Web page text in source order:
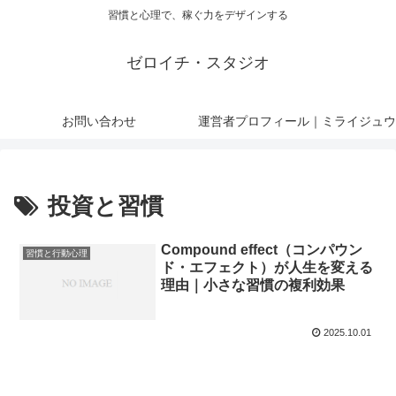
習慣と心理で、稼ぐ力をデザインする
ゼロイチ・スタジオ
お問い合わせ 運営者プロフィール｜ミライジュウ
投資と習慣
習慣と行動心理
Compound effect（コンパウン
ド・エフェクト）が人生を変える
理由｜小さな習慣の複利効果
2025.10.01